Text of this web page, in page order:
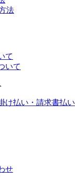
法
て
いて
け払い・請求書払い
せ